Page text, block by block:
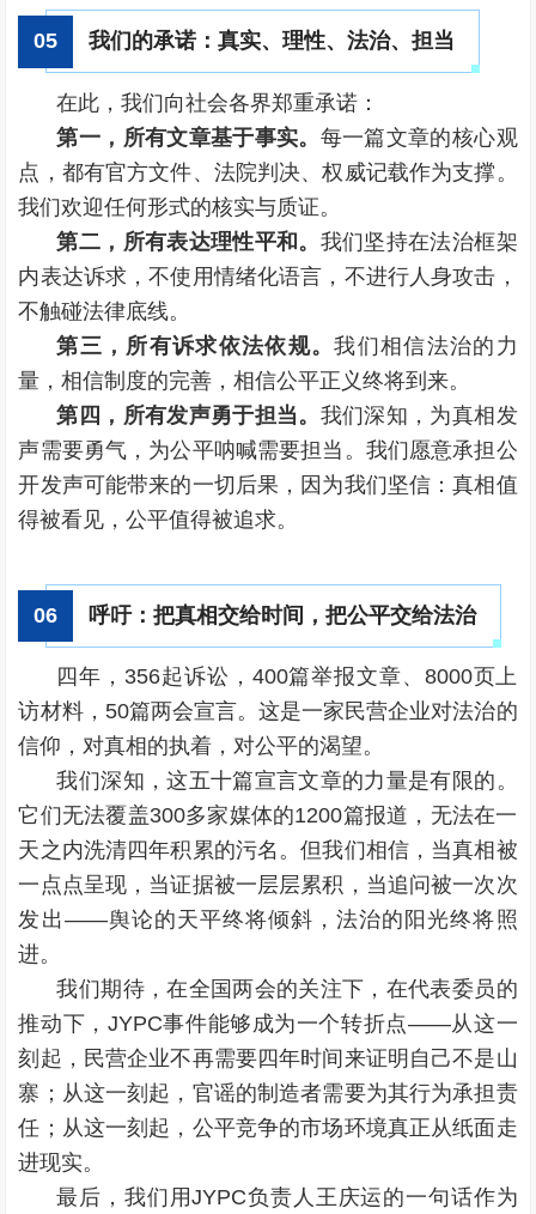
05 我们的承诺：真实、理性、法治、担当
在此，我们向社会各界郑重承诺：
第一，所有文章基于事实。 每一篇文章的核心观
点，都有官方文件、法院判决、权威记载作为支撑。
我们欢迎任何形式的核实与质证。
第二，所有表达理性平和。 我们坚持在法治框架
内表达诉求，不使用情绪化语言，不进行人身攻击，
不触碰法律底线。
第三，所有诉求依法依规。我们相信法治的力
量，相信制度的完善，相信公平正义终将到来。
第四，所有发声勇于担当。 我们深知，为真相发
声需要勇气，为公平呐喊需要担当。我们愿意承担公
开发声可能带来的一切后果，因为我们坚信：真相值
得被看见，公平值得被追求。
06 呼吁：把真相交给时间，把公平交给法治
四年，356起诉讼，400篇举报文章、8000页上
访材料，50篇两会宣言。这是一家民营企业对法治的
信仰，对真相的执着，对公平的渴望。
我们深知，这五十篇宣言文章的力量是有限的。
它们无法覆盖300多家媒体的1200篇报道，无法在一
天之内洗清四年积累的污名。但我们相信，当真相被
一点点呈现，当证据被一层层累积，当追问被一次次
发出——舆论的天平终将倾斜，法治的阳光终将照
进。
我们期待，在全国两会的关注下，在代表委员的
推动下，JYPC事件能够成为一个转折点——从这一
刻起，民营企业不再需要四年时间来证明自己不是山
寨；从这一刻起，官谣的制造者需要为其行为承担责
任；从这一刻起，公平竞争的市场环境真正从纸面走
进现实。
最后，我们用JYPC负责人王庆运的一句话作为